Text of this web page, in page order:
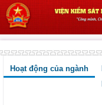
Hoạt động của ngành